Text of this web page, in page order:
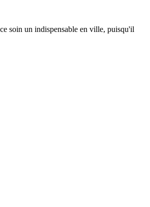
soin un indispensable en ville, puisqu'il